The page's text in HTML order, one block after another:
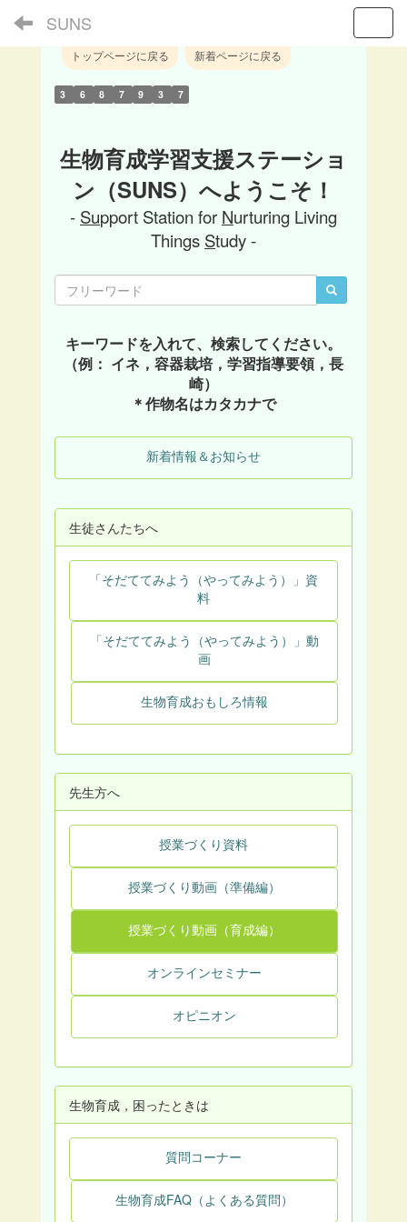
SUNS
トップページに戻る 新着ページに戻る
3 6 8 7 9 3 7
生物育成学習支援ステーショ
ン（SUNS）へようこそ！
- Support Station for Nurturing Living
Things Study -
キーワードを入れて、検索してください。
（例： イネ，容器栽培，学習指導要領，長
崎）
＊作物名はカタカナで
新着情報＆お知らせ
生徒さんたちへ
「そだててみよう（やってみよう）」資
料
「そだててみよう（やってみよう）」動
画
生物育成おもしろ情報
先生方へ
授業づくり資料
授業づくり動画（準備編）
授業づくり動画（育成編）
オンラインセミナー
オピニオン
生物育成，困ったときは
質問コーナー
生物育成FAQ（よくある質問）